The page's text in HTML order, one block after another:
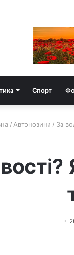
Спорт
/ Автоновини / За